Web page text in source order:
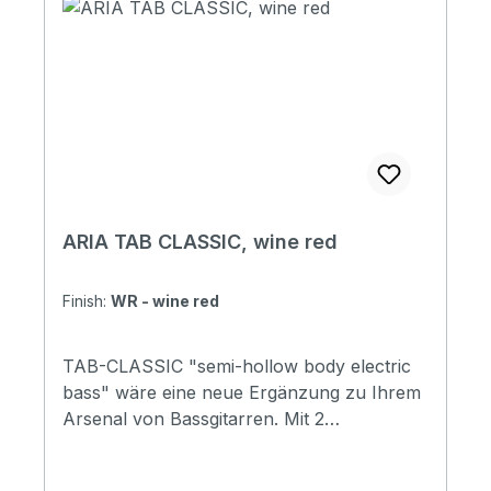
ARIA TAB CLASSIC, wine red
Finish: WR - wine red
TAB-CLASSIC "semi-hollow body electric
bass" wäre eine neue Ergänzung zu Ihrem
Arsenal von Bassgitarren. Mit 2